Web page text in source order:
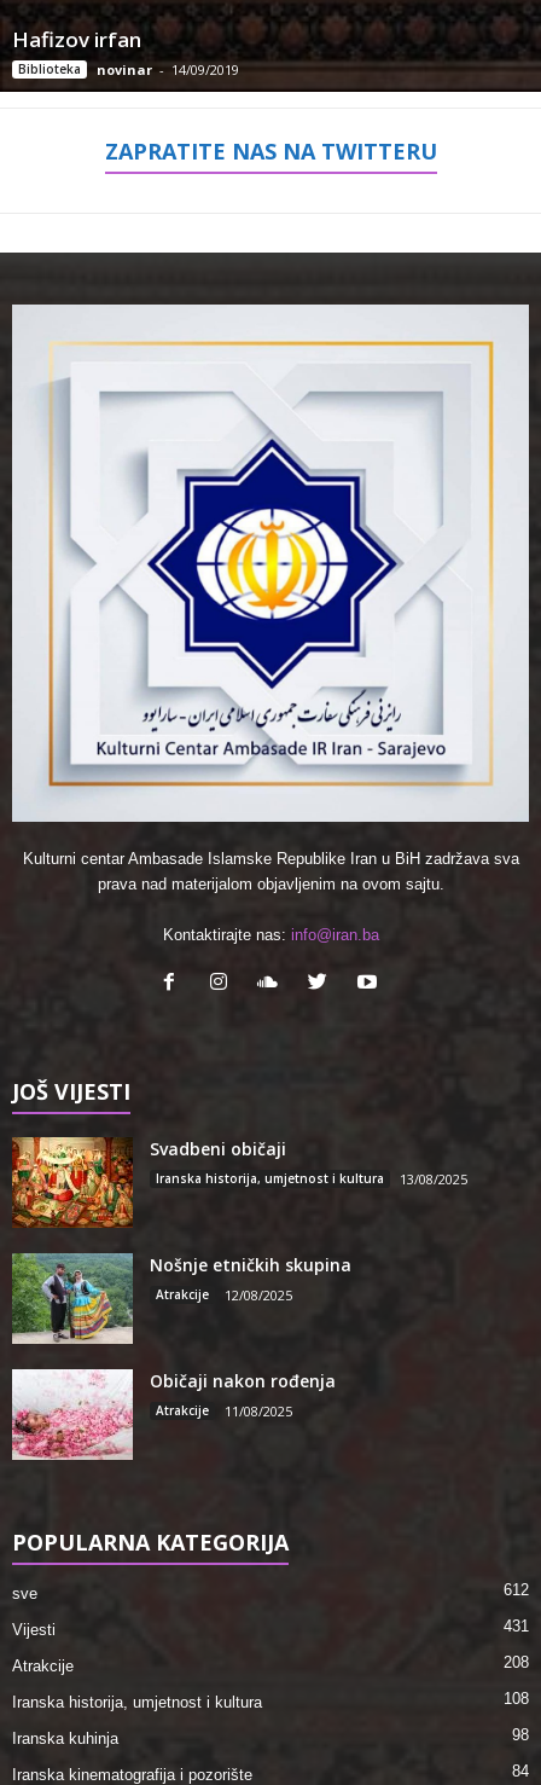
Hafizov irfan
Biblioteka novinar - 14/09/2019
ZAPRATITE NAS NA TWITTERU
Kulturni centar Ambasade Islamske Republike Iran u BiH zadržava sva
prava nad materijalom objavljenim na ovom sajtu.
Kontaktirajte nas: info@iran.ba
JOŠ VIJESTI
Svadbeni običaji
Iranska historija, umjetnost i kultura 13/08/2025
Nošnje etničkih skupina
Atrakcije 12/08/2025
Običaji nakon rođenja
Atrakcije 11/08/2025
POPULARNA KATEGORIJA
sve 612
Vijesti 431
Atrakcije 208
Iranska historija, umjetnost i kultura 108
Iranska kuhinja 98
Iranska kinematografija i pozorište 84